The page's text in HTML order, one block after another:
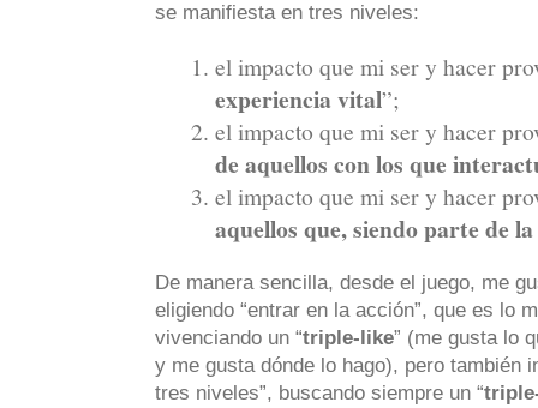
se manifiesta en tres niveles:
el impacto que mi ser y hacer
experiencia vital”;
el impacto que mi ser y hacer
de aquellos con los que
el impacto que mi ser y hacer
aquellos que, siendo parte de
De manera sencilla, desde el juego, me
eligiendo “entrar en la acción”, que es lo
vivenciando un “triple-like” (me gusta lo
y me gusta dónde lo hago), pero también
tres niveles”, buscando siempre un “